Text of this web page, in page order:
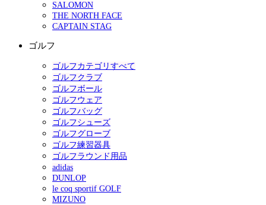
SALOMON
THE NORTH FACE
CAPTAIN STAG
ゴルフ
ゴルフカテゴリすべて
ゴルフクラブ
ゴルフボール
ゴルフウェア
ゴルフバッグ
ゴルフシューズ
ゴルフグローブ
ゴルフ練習器具
ゴルフラウンド用品
adidas
DUNLOP
le coq sportif GOLF
MIZUNO